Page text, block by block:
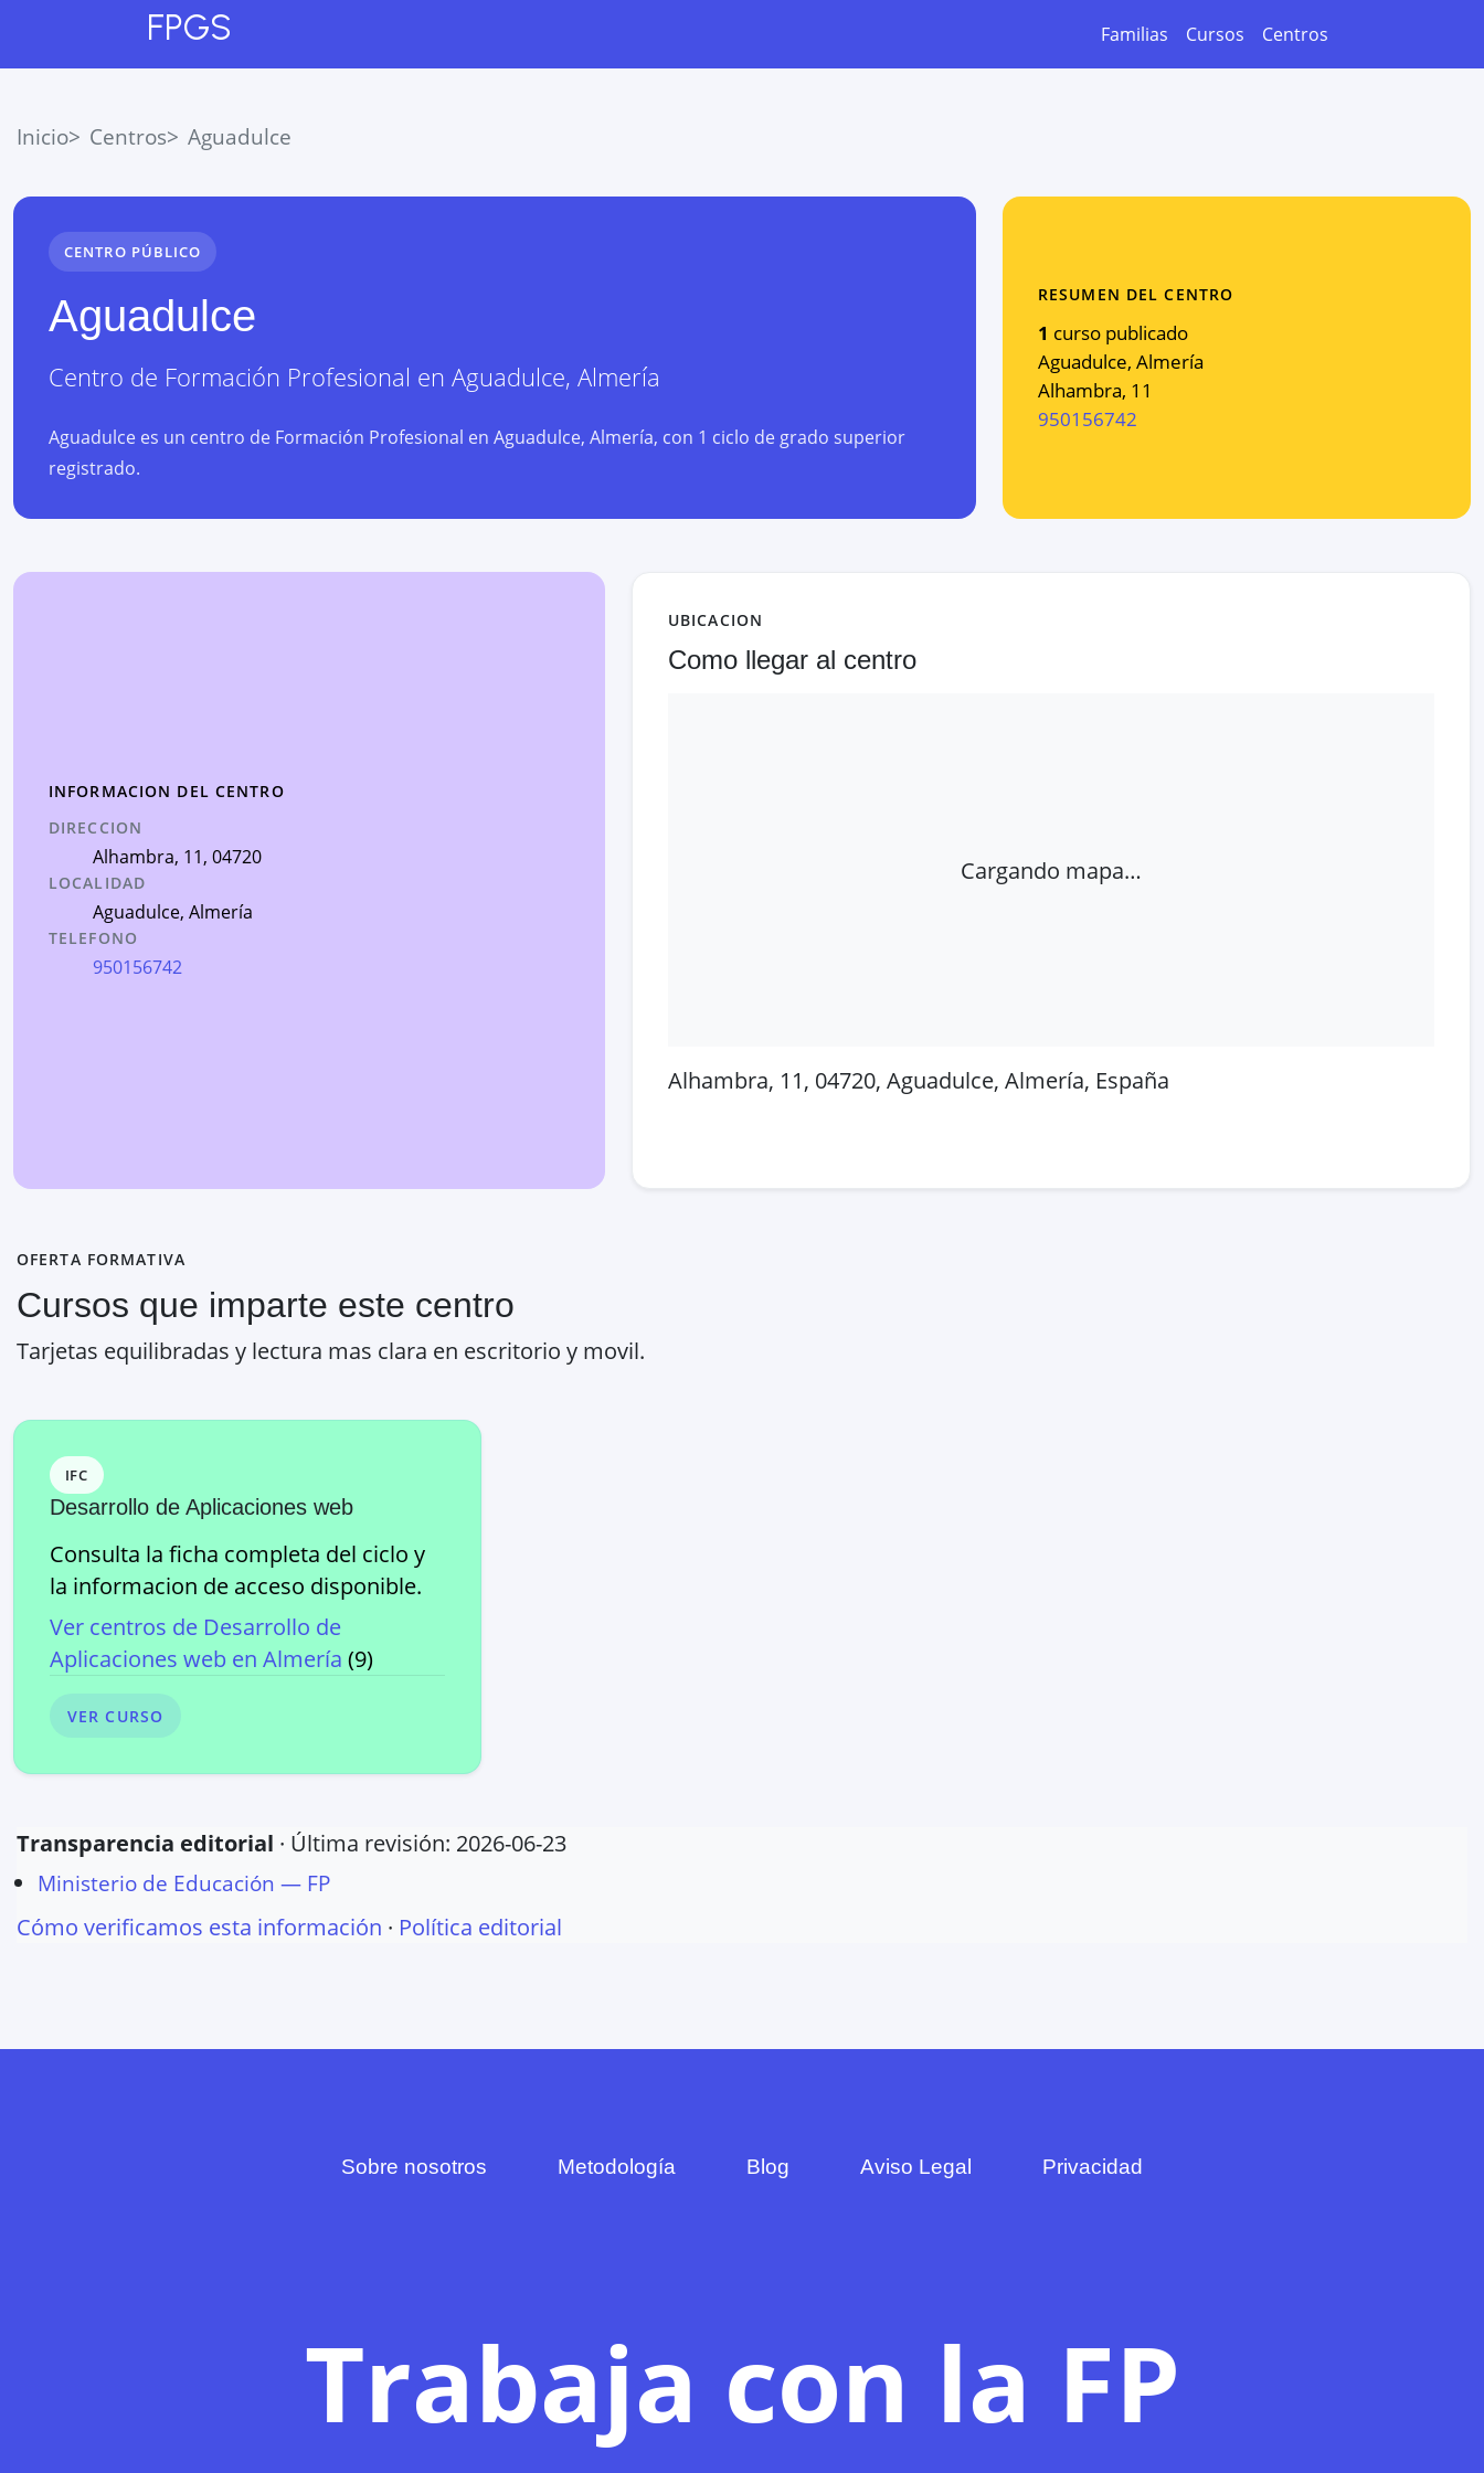
FPGS Familias Cursos Centros
Inicio Centros Aguadulce
CENTRO PÚBLICO
Aguadulce
Centro de Formación Profesional en Aguadulce, Almería
Aguadulce es un centro de Formación Profesional en Aguadulce, Almería, con 1 ciclo de grado superior
registrado.
RESUMEN DEL CENTRO
1 curso publicado
Aguadulce, Almería
Alhambra, 11
950156742
INFORMACION DEL CENTRO
DIRECCION
Alhambra, 11, 04720
LOCALIDAD
Aguadulce, Almería
TELEFONO
950156742
UBICACION
Como llegar al centro
Cargando mapa…
Alhambra, 11, 04720, Aguadulce, Almería, España
OFERTA FORMATIVA
Cursos que imparte este centro
Tarjetas equilibradas y lectura mas clara en escritorio y movil.
IFC
Desarrollo de Aplicaciones web
Consulta la ficha completa del ciclo y
la informacion de acceso disponible.
Ver centros de Desarrollo de
Aplicaciones web en Almería (9)
VER CURSO
Transparencia editorial · Última revisión: 2026-06-23
Ministerio de Educación — FP
Cómo verificamos esta información · Política editorial
Sobre nosotros Metodología Blog Aviso Legal Privacidad
Trabaja con la FP